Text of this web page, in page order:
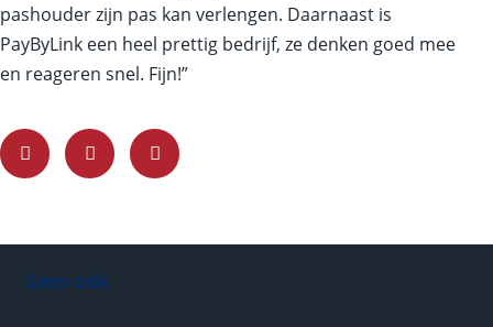
pashouder zijn pas kan verlengen. Daarnaast is
PayByLink een heel prettig bedrijf, ze denken goed mee
en reageren snel. Fijn!”
Lees ook